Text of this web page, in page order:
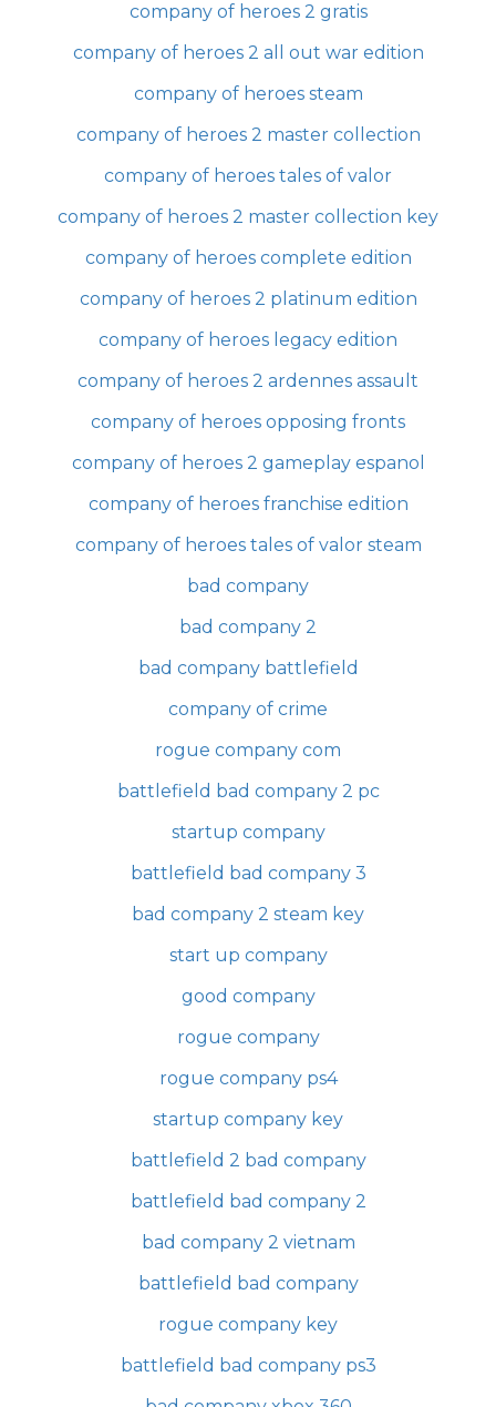
company of heroes 2 gratis
company of heroes 2 all out war edition
company of heroes steam
company of heroes 2 master collection
company of heroes tales of valor
company of heroes 2 master collection key
company of heroes complete edition
company of heroes 2 platinum edition
company of heroes legacy edition
company of heroes 2 ardennes assault
company of heroes opposing fronts
company of heroes 2 gameplay espanol
company of heroes franchise edition
company of heroes tales of valor steam
bad company
bad company 2
bad company battlefield
company of crime
rogue company com
battlefield bad company 2 pc
startup company
battlefield bad company 3
bad company 2 steam key
start up company
good company
rogue company
rogue company ps4
startup company key
battlefield 2 bad company
battlefield bad company 2
bad company 2 vietnam
battlefield bad company
rogue company key
battlefield bad company ps3